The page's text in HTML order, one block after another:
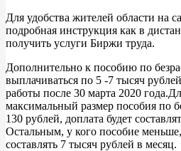
Для удобства жителей области на
подробная инструкция как в
получить услуги Биржи труда.
Дополнительно к пособию по
выплачиваться по 5 -7 тысяч
работы после 30 марта 2020
максимальный размер пособия по
130 рублей, доплата будет
Остальным, у кого пособие меньше,
составлять 7 тысяч рублей в месяц.